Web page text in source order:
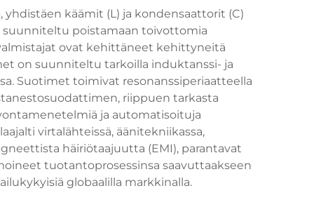
käämit (L) ja kondensaattorit (C)
suunniteltu poistamaan toivottomia
ovat kehittäneet kehittyneitä
on suunniteltu tarkoilla induktanssi- ja
Suotimet toimivat resonanssiperiaatteella
riippuen tarkasta
ja automatisoituja
virtalähteissä, äänitekniikassa,
häiriötaajuutta (EMI), parantavat
tuotantoprosessinsa saavuttaakseen
globaalilla markkinalla.